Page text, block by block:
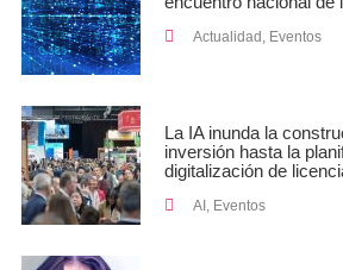
Actualidad , Eventos
La IA inunda la
inversión hasta la
digitalización de
AI , Eventos